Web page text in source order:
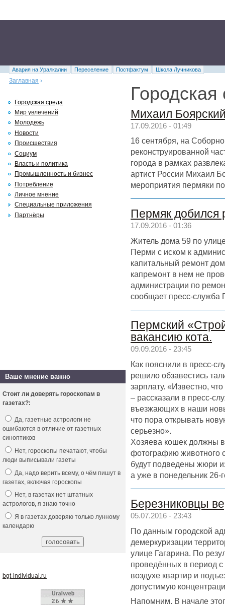
Авария на Уралкалии Переселение Постфактум
Школа Лучникова
Заглавная ›
Городская
Михаил
17.09.2016 - 01:49
16 сентября, на
реконструированной
города в рамках
артист России Михаил
мероприятия пермяки
Пермяк добился
17.09.2016 - 01:36
Житель дома 59 по
Перми с иском к
капитальный ремонт
капремонт в нем не
администрации по
сообщает пресс-служба
Пермский
вакансию кота.
09.09.2016 - 23:45
Как пояснили в пресс-
решило обзавестись
зарплату. «Известно,
– рассказали в пресс-
въезжающих в наши
что пора открывать
серьезно».
Хозяева кошек должны
фотографию животного
будут подведены жюри
а уже в понедельник 26-
Березниковцы
05.07.2016 - 23:43
По данным городской
демеркуризации
улице Гагарина. По
проведённых в период
воздухе квартир и
допустимую
Напомним. В начале
Городская среда
Мир увлечений
Молодежь
Новости
Происшествия
Социум
Власть и политика
Промышленность и бизнес
Потребление
Личное мнение
Специальные приложения
Партнёры
Ваше мнение важно
Стоит ли доверять гороскопам в
газетах?:
Да, газетные астрологи не
ошибаются в отличие от газетных
синоптиков
Нет, гороскопы печатают, чтобы
люди выписывали газеты
Да, надо верить всему, о чём пишут в
газетах, включая гороскопы
Нет, в газетах нет штатных
астрологов, я знаю точно
Я в газетах доверяю только лунному
календарю
bgt-individual.ru